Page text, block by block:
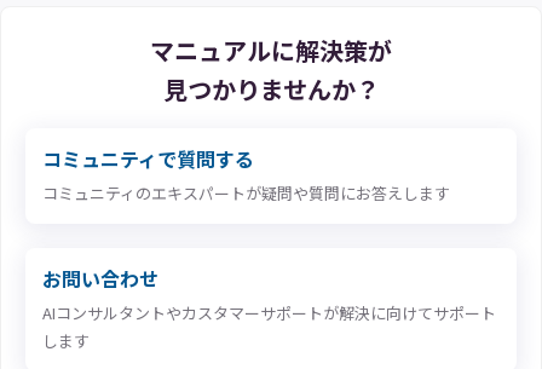
マニュアルに解決策が
見つかりませんか？
コミュニティで質問する
コミュニティのエキスパートが疑問や質問にお答えします
お問い合わせ
AIコンサルタントやカスタマーサポートが解決に向けてサポート
します